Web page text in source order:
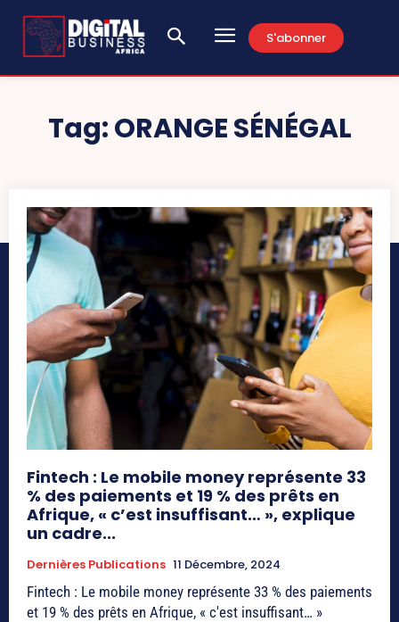
S'abonner
Tag:ORANGE SÉNÉGAL
Fintech : Le mobile money représente 33
% des paiements et 19 % des prêts en
Afrique, « c’est insuffisant… », explique
un cadre...
Dernières Publications 11 Décembre, 2024
Fintech : Le mobile money représente 33 % des paiements
et 19 % des prêts en Afrique, « c'est insuffisant… »